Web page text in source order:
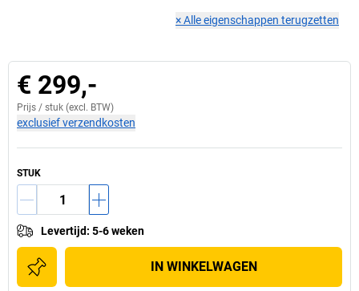
×Alle eigenschappen terugzetten
€ 299,-
Prijs / stuk (excl. BTW)
exclusief verzendkosten
STUK
Levertijd: 5-6 weken
IN WINKELWAGEN